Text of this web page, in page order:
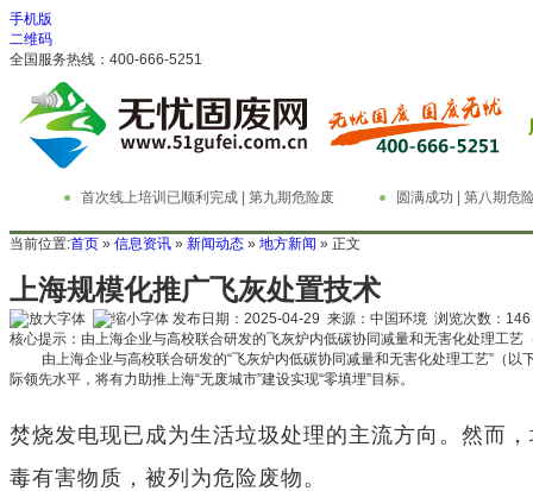
手机版
二维码
全国服务热线：400-666-5251
首次线上培训已顺利完成 | 第九期危险废
物管理与技术实务精英特训营
圆满成功 | 第八期危
务精英特训营
当前位置:首页 » 信息资讯 » 新闻动态 » 地方新闻 » 正文
上海规模化推广飞灰处置技术
发布日期：2025-04-29 来源：中国环境 浏览次数： 146
核心提示：由上海企业与高校联合研发的飞灰炉内低碳协同减量和无害化处理工
由上海企业与高校联合研发的“飞灰炉内低碳协同减量和无害化处理工艺”（
际领先水平，将有力助推上海“无废城市”建设实现“零填埋”目标。
焚烧发电现已成为生活垃圾处理的主流方向。然而
毒有害物质，被列为危险废物。